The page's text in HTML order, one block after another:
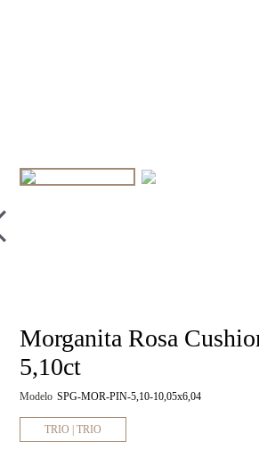
Morganita Rosa
5,10ct
Modelo SPG-MOR-PIN-5,10-10,05x6,04
TRIO | TRIO